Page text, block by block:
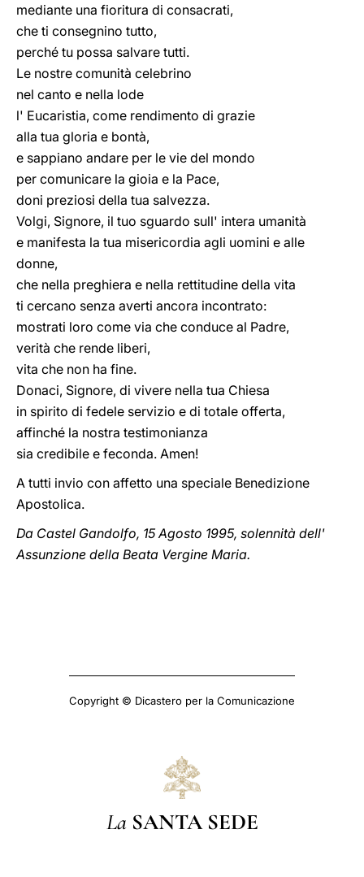
mediante una fioritura di consacrati,
che ti consegnino tutto,
perché tu possa salvare tutti.
Le nostre comunità celebrino
nel canto e nella lode
l' Eucaristia, come rendimento di grazie
alla tua gloria e bontà,
e sappiano andare per le vie del mondo
per comunicare la gioia e la Pace,
doni preziosi della tua salvezza.
Volgi, Signore, il tuo sguardo sull' intera umanità
e manifesta la tua misericordia agli uomini e alle
donne,
che nella preghiera e nella rettitudine della vita
ti cercano senza averti ancora incontrato:
mostrati loro come via che conduce al Padre,
verità che rende liberi,
vita che non ha fine.
Donaci, Signore, di vivere nella tua Chiesa
in spirito di fedele servizio e di totale offerta,
affinché la nostra testimonianza
sia credibile e feconda. Amen!
A tutti invio con affetto una speciale Benedizione
Apostolica.
Da Castel Gandolfo, 15 Agosto 1995, solennità dell'
Assunzione della Beata Vergine Maria.
Copyright © Dicastero per la Comunicazione
La SANTA SEDE